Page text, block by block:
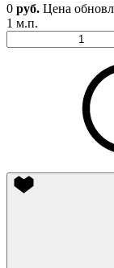
0 руб. Цена
1 м.п.